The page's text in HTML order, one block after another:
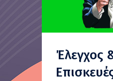
Έλεγχος